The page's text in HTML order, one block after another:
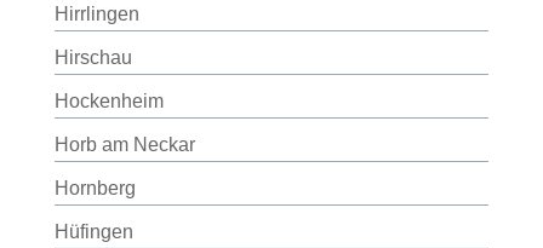
Hirrlingen
Hirschau
Hockenheim
Horb am Neckar
Hornberg
Hüfingen